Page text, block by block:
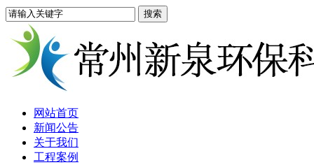
网站首页
新闻公告
关于我们
工程案例